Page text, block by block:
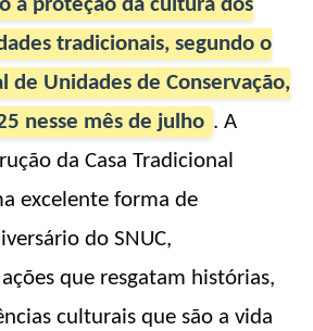
a proteção da cultura dos
tradicionais, segundo o
de Unidades de Conservação,
nesse mês de julho . A
da Casa Tradicional
excelente forma de
do SNUC,
que resgatam histórias,
culturais que são a vida